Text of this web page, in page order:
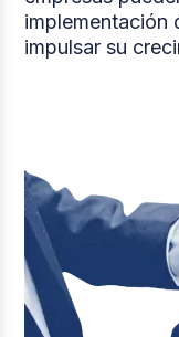
implementación
impulsar su